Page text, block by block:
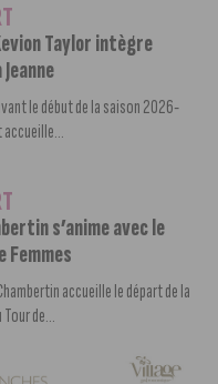
Taylor intègre
le début de la saison 2026-
accueille...
s’anime avec le
Femmes
accueille le départ de la
de...